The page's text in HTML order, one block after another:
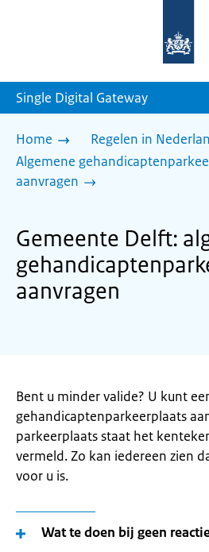
homepage
Single Digital Gateway
Home
Regelen in
Algemene
aanvragen
Gemeente Delft:
aanvragen
Bent u minder valide? U kunt
gehandicaptenparkeerplaats
parkeerplaats staat het
vermeld. Zo kan iedereen zien
voor u is.
Wat te doen bij geen